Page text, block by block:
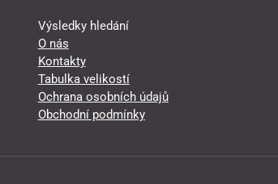
Výsledky hledání
O nás
Kontakty
Tabulka velikostí
Ochrana osobních údajů
Obchodní podmínky